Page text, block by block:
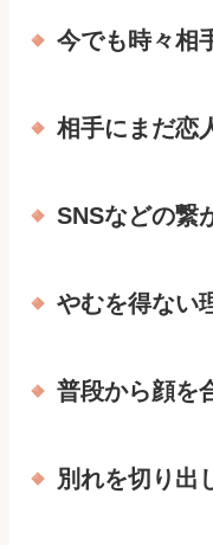
今でも時々相
相手にまだ恋
SNSなどの繋
やむを得ない
普段から顔を
別れを切り出